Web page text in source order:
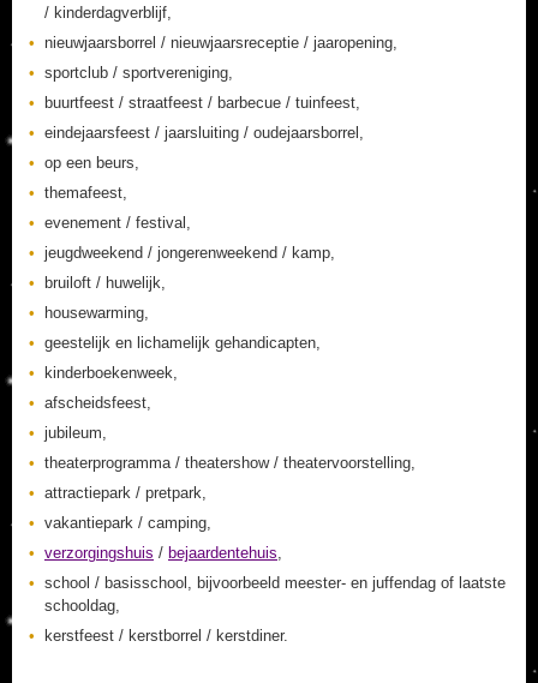
/ kinderdagverblijf,
nieuwjaarsborrel / nieuwjaarsreceptie / jaaropening,
sportclub / sportvereniging,
buurtfeest / straatfeest / barbecue / tuinfeest,
eindejaarsfeest / jaarsluiting / oudejaarsborrel,
op een beurs,
themafeest,
evenement / festival,
jeugdweekend / jongerenweekend / kamp,
bruiloft / huwelijk,
housewarming,
geestelijk en lichamelijk gehandicapten,
kinderboekenweek,
afscheidsfeest,
jubileum,
theaterprogramma / theatershow / theatervoorstelling,
attractiepark / pretpark,
vakantiepark / camping,
verzorgingshuis / bejaardentehuis,
school / basisschool, bijvoorbeeld meester- en juffendag of laatste
schooldag,
kerstfeest / kerstborrel / kerstdiner.